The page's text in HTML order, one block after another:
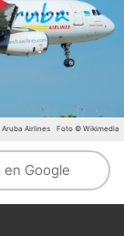
Aruba Airlines Foto © Wikimedia
en Google